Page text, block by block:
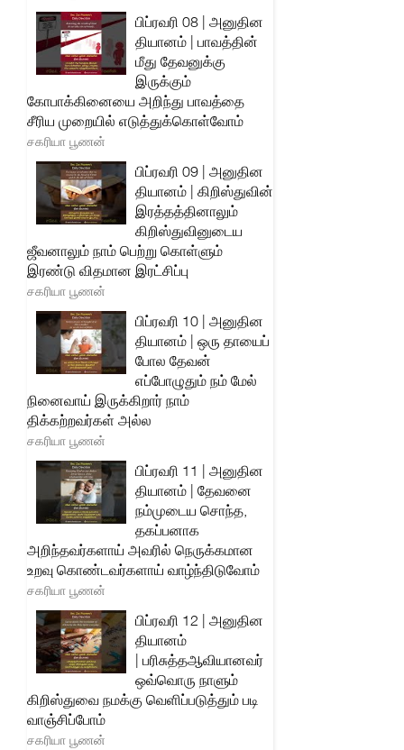
பிப்ரவரி 08 | அனுதின
தியானம் | பாவத்தின்
மீது தேவனுக்கு
இருக்கும்
கோபாக்கினையை அறிந்து பாவத்தை
சீரிய முறையில் எடுத்துக்கொள்வோம்
சகரியா பூணன்
பிப்ரவரி 09 | அனுதின
தியானம் | கிறிஸ்துவின்
இரத்தத்தினாலும்
கிறிஸ்துவினுடைய
ஜீவனாலும் நாம் பெற்று கொள்ளும்
இரண்டு விதமான இரட்சிப்பு
சகரியா பூணன்
பிப்ரவரி 10 | அனுதின
தியானம் | ஒரு தாயைப்
போல தேவன்
எப்போழுதும் நம் மேல்
நினைவாய் இருக்கிறார் நாம்
திக்கற்றவர்கள் அல்ல
சகரியா பூணன்
பிப்ரவரி 11 | அனுதின
தியானம் | தேவனை
நம்முடைய சொந்த,
தகப்பனாக
அறிந்தவர்களாய் அவரில் நெருக்கமான
உறவு கொண்டவர்களாய் வாழ்ந்திடுவோம்
சகரியா பூணன்
பிப்ரவரி 12 | அனுதின
தியானம்
| பரிசுத்தஆவியானவர்
ஒவ்வொரு நாளும்
கிறிஸ்துவை நமக்கு வெளிப்படுத்தும் படி
வாஞ்சிப்போம்
சகரியா பூணன்